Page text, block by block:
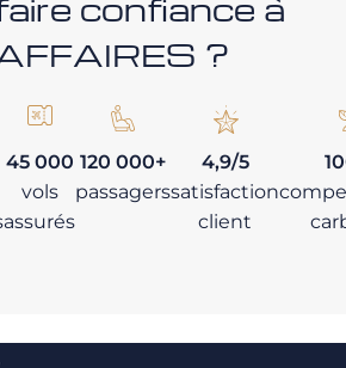
confiance à
?
45 000
vols
assurés
120 000+
passagers
4,9/5
satisfaction
client